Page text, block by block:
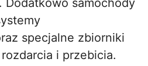
Dodatkowo samochody
specjalne zbiorniki
i przebicia.